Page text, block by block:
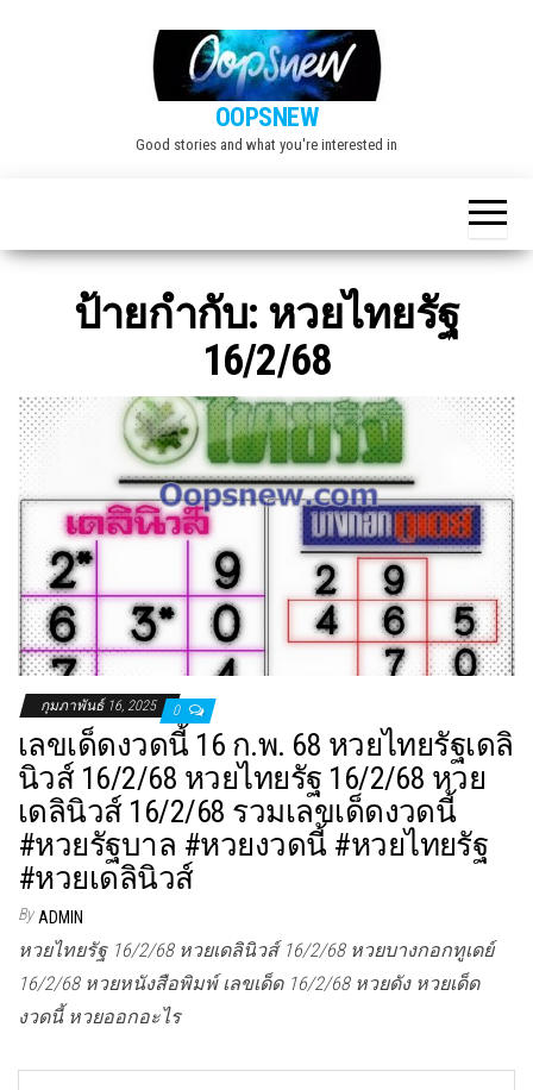
OOPSNEW
Good stories and what you're interested in
ป้ายกำกับ: หวยไทยรัฐ
16/2/68
กุมภาพันธ์ 16, 2025 0
เลขเด็ดงวดนี้ 16 ก.พ. 68 หวยไทยรัฐเดลิ
นิวส์ 16/2/68 หวยไทยรัฐ 16/2/68 หวย
เดลินิวส์ 16/2/68 รวมเลขเด็ดงวดนี้
#หวยรัฐบาล #หวยงวดนี้ #หวยไทยรัฐ
#หวยเดลินิวส์
By ADMIN
หวยไทยรัฐ 16/2/68 หวยเดลินิวส์ 16/2/68 หวยบางกอกทูเดย์
16/2/68 หวยหนังสือพิมพ์ เลขเด็ด 16/2/68 หวยดัง หวยเด็ด
งวดนี้ หวยออกอะไร